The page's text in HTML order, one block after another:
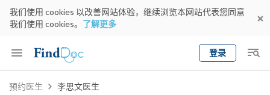
我们使用 cookies 以改善网站体验，继续浏览本网站代表您同意
我们使用 cookies。 了解更多
登录
Keyword
预约医生 李思文医生